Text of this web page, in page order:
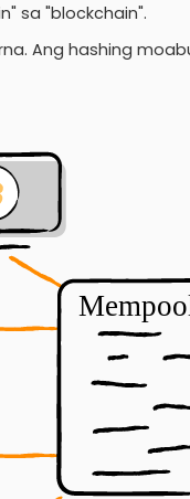
sa "blockchain".
Ang hashing